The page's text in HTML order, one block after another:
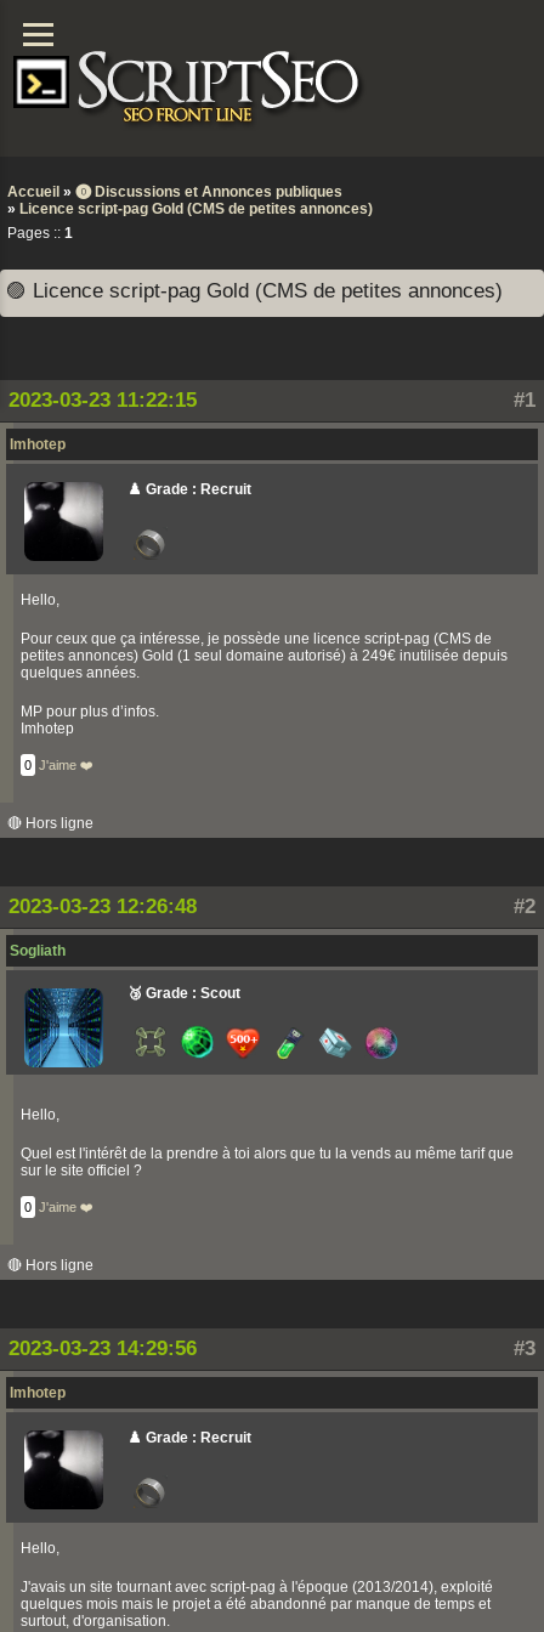
Accueil » ⓿ Discussions et Annonces publiques
» Licence script-pag Gold (CMS de petites annonces)
Pages :: 1
🟣 Licence script-pag Gold (CMS de petites annonces)
#1
2023-03-23 11:22:15
Imhotep
♟️ Grade : Recruit
Hello,
Pour ceux que ça intéresse, je possède une licence script-pag (CMS de
petites annonces) Gold (1 seul domaine autorisé) à 249€ inutilisée depuis
quelques années.
MP pour plus d’infos.
Imhotep
0 J'aime ❤️
🔴 Hors ligne
#2
2023-03-23 12:26:48
Sogliath
🥉 Grade : Scout
Hello,
Quel est l'intérêt de la prendre à toi alors que tu la vends au même tarif que
sur le site officiel ?
0 J'aime ❤️
🔴 Hors ligne
#3
2023-03-23 14:29:56
Imhotep
♟️ Grade : Recruit
Hello,
J'avais un site tournant avec script-pag à l'époque (2013/2014), exploité
quelques mois mais le projet a été abandonné par manque de temps et
surtout, d'organisation.